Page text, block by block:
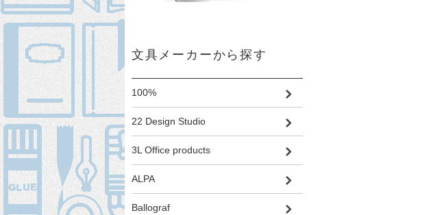
文具メーカーから探す
100%
22 Design Studio
3L Office products
ALPA
Ballograf